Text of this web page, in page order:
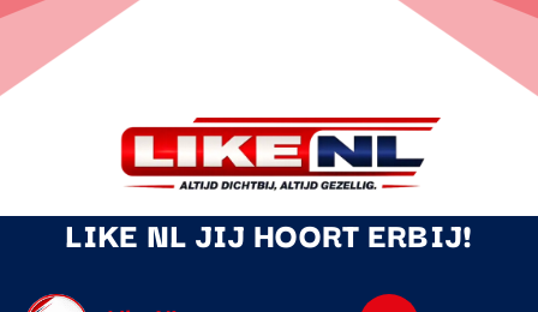
LIKE NL JIJ HOORT ERBIJ!